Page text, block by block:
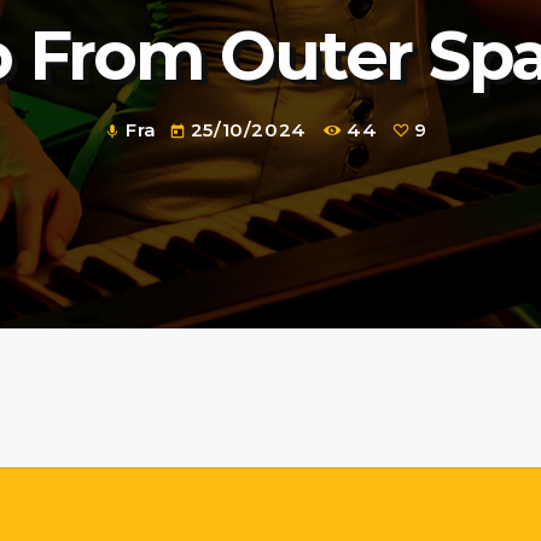
From Outer
mic Fra today 25/10/2024 44 9